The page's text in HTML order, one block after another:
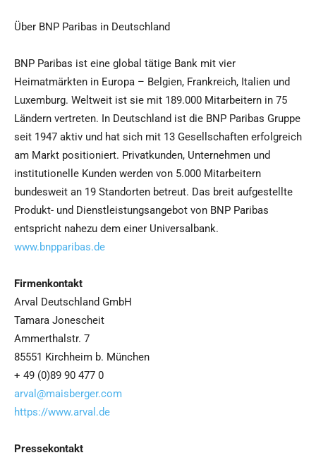
Über BNP Paribas in Deutschland
BNP Paribas ist eine global tätige Bank mit vier
Heimatmärkten in Europa – Belgien, Frankreich, Italien und
Luxemburg. Weltweit ist sie mit 189.000 Mitarbeitern in 75
Ländern vertreten. In Deutschland ist die BNP Paribas Gruppe
seit 1947 aktiv und hat sich mit 13 Gesellschaften erfolgreich
am Markt positioniert. Privatkunden, Unternehmen und
institutionelle Kunden werden von 5.000 Mitarbeitern
bundesweit an 19 Standorten betreut. Das breit aufgestellte
Produkt- und Dienstleistungsangebot von BNP Paribas
entspricht nahezu dem einer Universalbank.
www.bnpparibas.de
Firmenkontakt
Arval Deutschland GmbH
Tamara Jonescheit
Ammerthalstr. 7
85551 Kirchheim b. München
+ 49 (0)89 90 477 0
arval@maisberger.com
https://www.arval.de
Pressekontakt